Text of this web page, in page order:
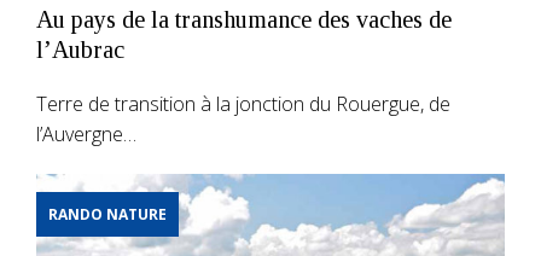
Au pays de la transhumance des vaches de
l’Aubrac
Terre de transition à la jonction du Rouergue, de
l’Auvergne…
RANDO NATURE